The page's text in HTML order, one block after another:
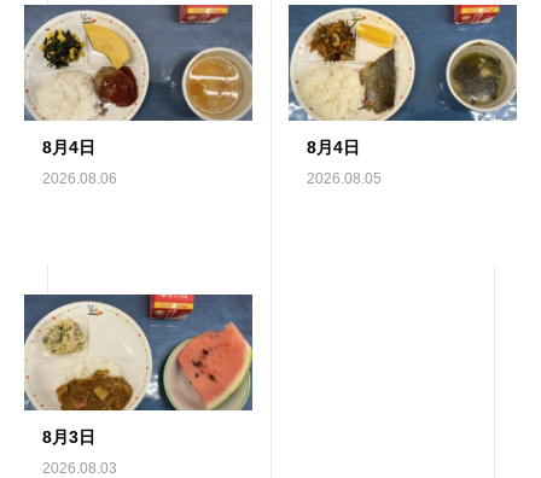
8月4日
2026.08.06
8月4日
2026.08.05
8月3日
2026.08.03